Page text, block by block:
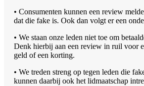
• Consumenten kunnen een review
dat die fake is. Ook dan volgt er een
• We staan onze leden niet toe om
Denk hierbij aan een review in ruil voor
geld of een korting.
• We treden streng op tegen leden die
kunnen daarbij ook het lidmaatschap